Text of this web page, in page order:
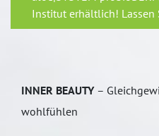
Institut erhältlich! Lassen
INNER BEAUTY –
wohlfühlen